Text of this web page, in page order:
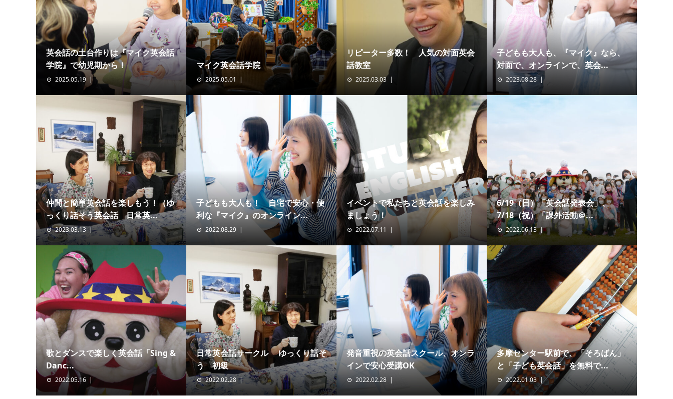
英会話の土台作りは『マイク英会話
学院』で幼児期から！
2025.05.19
マイク英会話学院
2025.05.01
リピーター多数！ 人気の対面英会
話教室
2025.03.03
子どもも大人も、『マイク』なら、
対面で、オンラインで、英会...
2023.08.28
仲間と簡単英会話を楽しもう！（ゆ
っくり話そう英会話 日常英...
2023.03.13
子どもも大人も！ 自宅で安心・便
利な『マイク』のオンライン...
2022.08.29
イベントで私たちと英会話を楽しみ
ましょう！
2022.07.11
6/19（日）「英会話発表会」、
7/18（祝）「課外活動＠...
2022.06.13
歌とダンスで楽しく英会話「Sing &
Danc...
2022.05.16
日常英会話サークル ゆっくり話そ
う 初級
2022.02.28
発音重視の英会話スクール、オンラ
インで安心受講OK
2022.02.28
多摩センター駅前で、「そろばん」
と「子ども英会話」を無料で...
2022.01.03